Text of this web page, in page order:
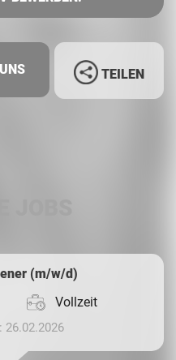
TEILEN
(m/w/d)
Vollzeit